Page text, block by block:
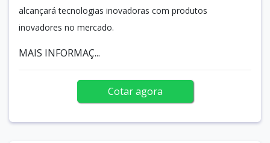
alcançará tecnologias inovadoras com produtos
inovadores no mercado.
MAIS INFORMAÇ...
Cotar agora